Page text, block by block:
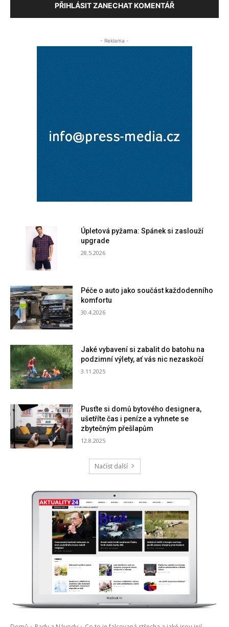
PŘIHLÁSIT ZANECHAT KOMENTÁŘ
- Reklama -
Úpletová pyžama: Spánek si zaslouží
upgrade
28.5.2026
Péče o auto jako součást každodenního
komfortu
30.4.2026
Jaké vybavení si zabalit do batohu na
podzimní výlety, ať vás nic nezaskočí
3.11.2025
Pusťte si domů bytového designera,
ušetříte čas i peníze a vyhnete se
zbytečným přešlapům
12.8.2025
Načíst další